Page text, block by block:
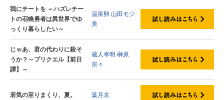
我にチートを ～ハズレチー
トの召喚勇者は異世界でゆ
っくり暮らしたい～
温泉卵 山田モジ
美
じゃあ、君の代わりに殺そ
うか？～プリクエル【前日
譚】～
蔵人幸明 榊原
宗々
若気の至りまくり、夏。 葉月京